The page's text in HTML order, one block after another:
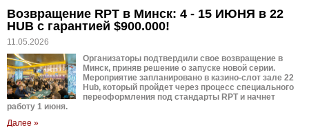
Возвращение RPT в Минск: 4 - 15 ИЮНЯ в 22
HUB c гарантией $900.000!
11.05.2026
Организаторы подтвердили свое возвращение в
Минск, приняв решение о запуске новой серии.
Мероприятие запланировано в казино-слот зале 22
Hub, который пройдет через процесс специального
переоформления под стандарты RPT и начнет
работу 1 июня.
Далее »